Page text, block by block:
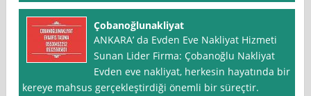
Çobanoğlunakliyat
ANKARA’ da Evden Eve Nakliyat Hizmeti
Sunan Lider Firma: Çobanoğlu Nakliyat
Evden eve nakliyat, herkesin hayatında bir
kereye mahsus gerçekleştirdiği önemli bir süreçtir.